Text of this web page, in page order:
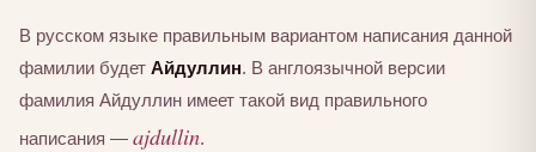
В русском языке правильным вариантом написания данной
фамилии будет Айдуллин. В англоязычной версии
фамилия Айдуллин имеет такой вид правильного
написания — ajdullin.